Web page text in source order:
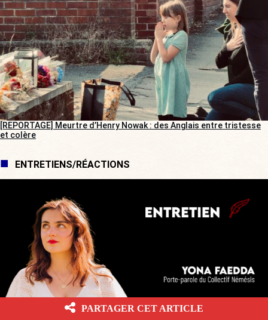
[REPORTAGE] Meurtre d’Henry Nowak : des Anglais entre tristesse
et colère
ENTRETIENS/RÉACTIONS
PARTAGER CET ARTICLE